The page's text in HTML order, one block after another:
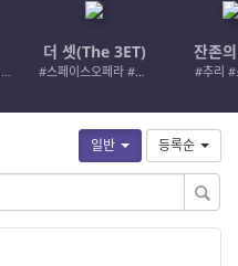
#로맨스릴러 #추리 #여성서사 #사적제재
더 셋(The 3ET)
#스페이스오페라 #우주활극
잔존
#추리 #
일반 등록순